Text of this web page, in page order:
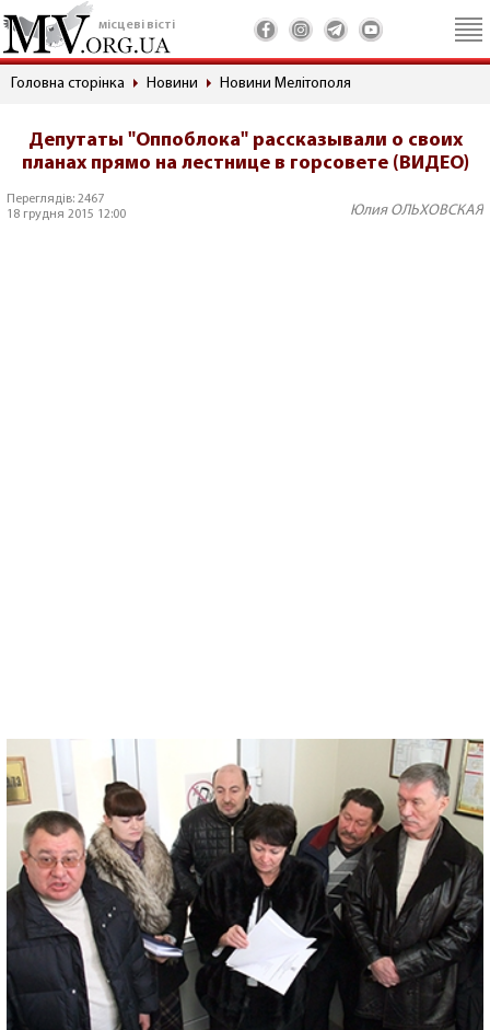
місцеві вісті
Головна сторінка Новини Новини Мелітополя
Депутаты "Оппоблока" рассказывали о своих
планах прямо на лестнице в горсовете (ВИДЕО)
Переглядів: 2467
18 грудня 2015 12:00
Юлия ОЛЬХОВСКАЯ